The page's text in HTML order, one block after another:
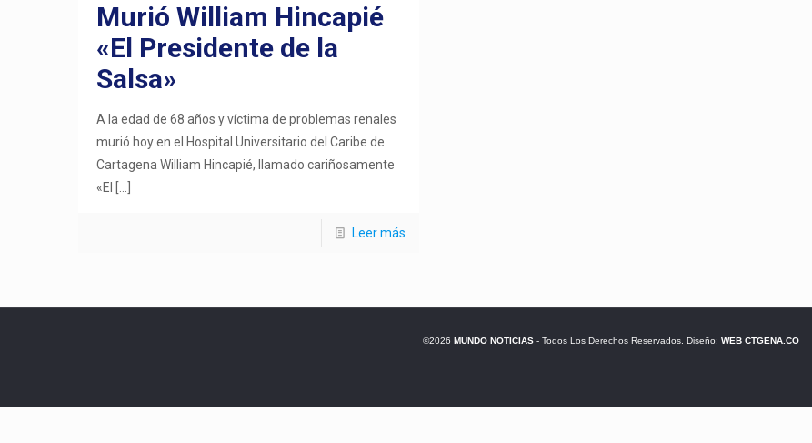
Murió William Hincapié
«El Presidente de la
Salsa»
A la edad de 68 años y víctima de problemas renales
murió hoy en el Hospital Universitario del Caribe de
Cartagena William Hincapié, llamado cariñosamente
«El
Leer más
©2026 MUNDO NOTICIAS- Todos Los Derechos Reservados. Diseño: WEB CTGENA.CO